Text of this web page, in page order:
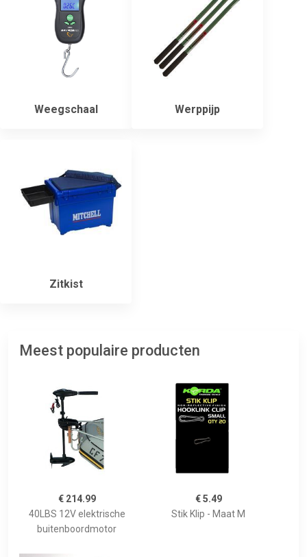
Weegschaal Werppijp
Zitkist
Meest populaire producten
€ 214.99
40LBS 12V elektrische
buitenboordmotor
€ 5.49
Stik Klip - Maat M